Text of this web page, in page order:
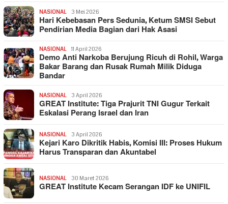
NASIONAL 3 Mei 2026
Hari Kebebasan Pers Sedunia, Ketum SMSI Sebut
Pendirian Media Bagian dari Hak Asasi
NASIONAL 11 April 2026
Demo Anti Narkoba Berujung Ricuh di Rohil, Warga
Bakar Barang dan Rusak Rumah Milik Diduga
Bandar
NASIONAL 3 April 2026
GREAT Institute: Tiga Prajurit TNI Gugur Terkait
Eskalasi Perang Israel dan Iran
NASIONAL 3 April 2026
Kejari Karo Dikritik Habis, Komisi III: Proses Hukum
Harus Transparan dan Akuntabel
NASIONAL 30 Maret 2026
GREAT Institute Kecam Serangan IDF ke UNIFIL